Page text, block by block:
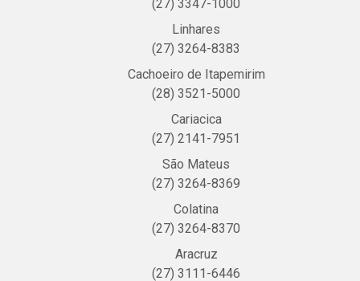
(27) 3347-1000
Linhares
(27) 3264-8383
Cachoeiro de Itapemirim
(28) 3521-5000
Cariacica
(27) 2141-7951
São Mateus
(27) 3264-8369
Colatina
(27) 3264-8370
Aracruz
(27) 3111-6446